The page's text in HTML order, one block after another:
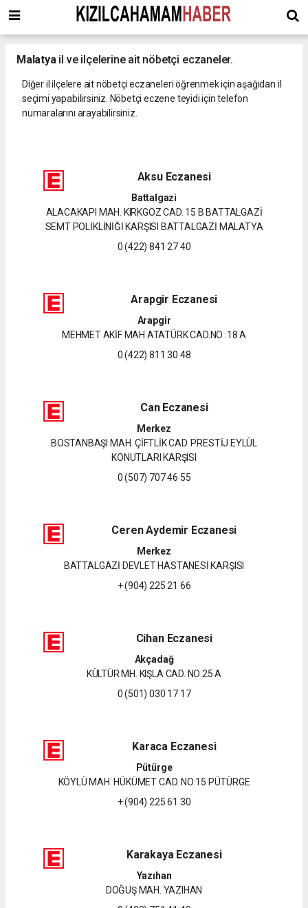
Malatya il ve ilçelerine ait nöbetçi eczaneler.
Diğer il ilçelere ait nöbetçi eczaneleri öğrenmek için aşağıdan il
seçimi yapabilirsiniz. Nöbetçi eczene teyidi için telefon
numaralarını arayabilirsiniz.
Aksu Eczanesi
Battalgazi
ALACAKAPI MAH. KIRKGÖZ CAD. 15 B BATTALGAZİ
SEMT POLİKLİNİĞİ KARŞISI BATTALGAZİ MALATYA
0 (422) 841 27 40
Arapgir Eczanesi
Arapgir
MEHMET AKİF MAH ATATÜRK CAD.NO :18 A
0 (422) 811 30 48
Can Eczanesi
Merkez
BOSTANBAŞI MAH. ÇİFTLİK CAD. PRESTİJ EYLÜL
KONUTLARI KARŞISI
0 (507) 707 46 55
Ceren Aydemir Eczanesi
Merkez
BATTALGAZİ DEVLET HASTANESİ KARŞISI
+ (904) 225 21 66
Cihan Eczanesi
Akçadağ
KÜLTÜR MH. KIŞLA CAD. NO:25 A
0 (501) 030 17 17
Karaca Eczanesi
Pütürge
KÖYLÜ MAH. HÜKÜMET CAD. NO:15 PÜTÜRGE
+ (904) 225 61 30
Karakaya Eczanesi
Yazıhan
DOĞUŞ MAH. YAZIHAN